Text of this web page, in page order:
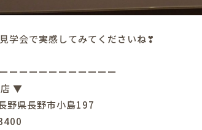
学会で実感してみてくださいね❣
ーーーーーーーーーーー
▼
野県長野市小島197